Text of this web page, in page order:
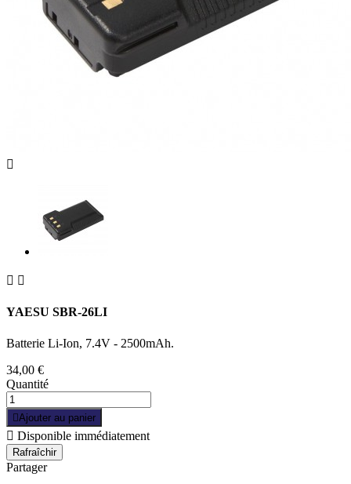

 
YAESU SBR-26LI
Batterie Li-Ion, 7.4V - 2500mAh.
34,00 €
Quantité
Ajouter au panier
 Disponible immédiatement
Partager